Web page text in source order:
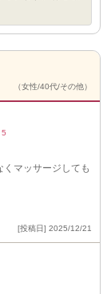
（女性/40代/その他）
5
マッサージしても
[投稿日] 2025/12/21